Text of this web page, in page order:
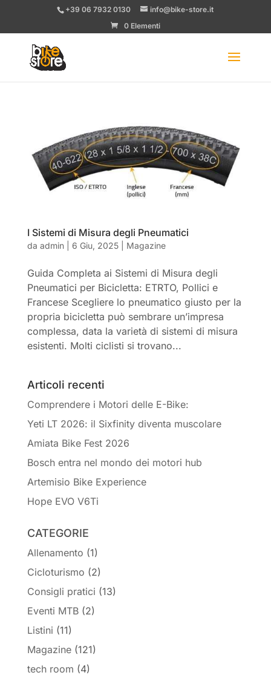
+39 06 7932 0130
info@bike-store.it
0 Elementi
I Sistemi di Misura degli Pneumatici
da admin| 6 Giu, 2025| Magazine
Guida Completa ai Sistemi di Misura degli
Pneumatici per Bicicletta: ETRTO, Pollici e
Francese Scegliere lo pneumatico giusto per la
propria bicicletta può sembrare un’impresa
complessa, data la varietà di sistemi di misura
esistenti. Molti ciclisti si trovano...
Articoli recenti
Comprendere i Motori delle E-Bike:
Yeti LT 2026: il Sixfinity diventa muscolare
Amiata Bike Fest 2026
Bosch entra nel mondo dei motori hub
Artemisio Bike Experience
Hope EVO V6Ti
CATEGORIE
Allenamento (1)
Cicloturismo (2)
Consigli pratici (13)
Eventi MTB(2)
Listini (11)
Magazine(121)
tech room (4)